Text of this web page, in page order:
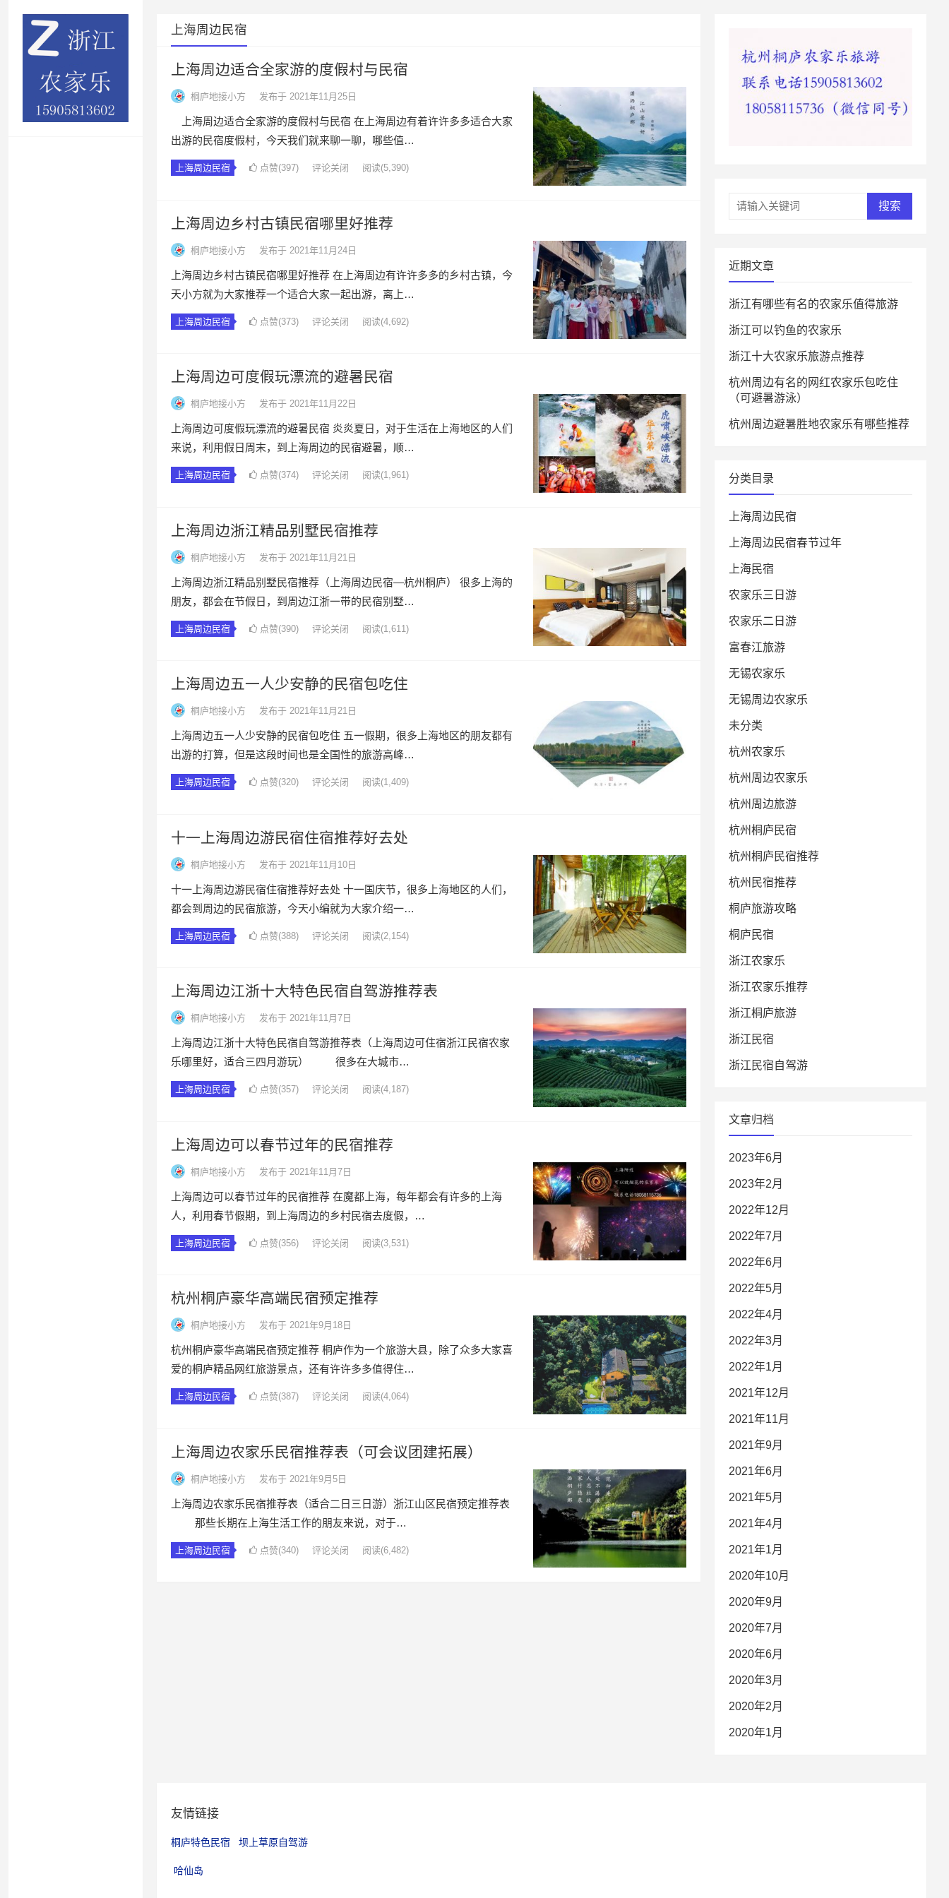
上海周边民宿
上海周边适合全家游的度假村与民宿
桐庐地接小方 发布于 2021年11月25日
上海周边适合全家游的度假村与民宿 在上海周边有着许许多多适合大家
出游的民宿度假村，今天我们就来聊一聊，哪些值…
上海周边民宿 点赞(397) 评论关闭 阅读(5,390)
上海周边乡村古镇民宿哪里好推荐
桐庐地接小方 发布于 2021年11月24日
上海周边乡村古镇民宿哪里好推荐 在上海周边有许许多多的乡村古镇，今
天小方就为大家推荐一个适合大家一起出游，离上…
上海周边民宿 点赞(373) 评论关闭 阅读(4,692)
上海周边可度假玩漂流的避暑民宿
桐庐地接小方 发布于 2021年11月22日
上海周边可度假玩漂流的避暑民宿 炎炎夏日，对于生活在上海地区的人们
来说，利用假日周末，到上海周边的民宿避暑，顺…
上海周边民宿 点赞(374) 评论关闭 阅读(1,961)
上海周边浙江精品别墅民宿推荐
桐庐地接小方 发布于 2021年11月21日
上海周边浙江精品别墅民宿推荐（上海周边民宿—杭州桐庐） 很多上海的
朋友，都会在节假日，到周边江浙一带的民宿别墅…
上海周边民宿 点赞(390) 评论关闭 阅读(1,611)
上海周边五一人少安静的民宿包吃住
桐庐地接小方 发布于 2021年11月21日
上海周边五一人少安静的民宿包吃住 五一假期，很多上海地区的朋友都有
出游的打算，但是这段时间也是全国性的旅游高峰…
上海周边民宿 点赞(320) 评论关闭 阅读(1,409)
十一上海周边游民宿住宿推荐好去处
桐庐地接小方 发布于 2021年11月10日
十一上海周边游民宿住宿推荐好去处 十一国庆节，很多上海地区的人们，
都会到周边的民宿旅游，今天小编就为大家介绍一…
上海周边民宿 点赞(388) 评论关闭 阅读(2,154)
上海周边江浙十大特色民宿自驾游推荐表
桐庐地接小方 发布于 2021年11月7日
上海周边江浙十大特色民宿自驾游推荐表（上海周边可住宿浙江民宿农家
乐哪里好，适合三四月游玩） 很多在大城市…
上海周边民宿 点赞(357) 评论关闭 阅读(4,187)
上海周边可以春节过年的民宿推荐
桐庐地接小方 发布于 2021年11月7日
上海周边可以春节过年的民宿推荐 在魔都上海，每年都会有许多的上海
人，利用春节假期，到上海周边的乡村民宿去度假，…
上海周边民宿 点赞(356) 评论关闭 阅读(3,531)
杭州桐庐豪华高端民宿预定推荐
桐庐地接小方 发布于 2021年9月18日
杭州桐庐豪华高端民宿预定推荐 桐庐作为一个旅游大县，除了众多大家喜
爱的桐庐精品网红旅游景点，还有许许多多值得住…
上海周边民宿 点赞(387) 评论关闭 阅读(4,064)
上海周边农家乐民宿推荐表（可会议团建拓展）
桐庐地接小方 发布于 2021年9月5日
上海周边农家乐民宿推荐表（适合二日三日游）浙江山区民宿预定推荐表
那些长期在上海生活工作的朋友来说，对于…
上海周边民宿 点赞(340) 评论关闭 阅读(6,482)
搜索
近期文章
浙江有哪些有名的农家乐值得旅游
浙江可以钓鱼的农家乐
浙江十大农家乐旅游点推荐
杭州周边有名的网红农家乐包吃住
（可避暑游泳）
杭州周边避暑胜地农家乐有哪些推荐
分类目录
上海周边民宿
上海周边民宿春节过年
上海民宿
农家乐三日游
农家乐二日游
富春江旅游
无锡农家乐
无锡周边农家乐
未分类
杭州农家乐
杭州周边农家乐
杭州周边旅游
杭州桐庐民宿
杭州桐庐民宿推荐
杭州民宿推荐
桐庐旅游攻略
桐庐民宿
浙江农家乐
浙江农家乐推荐
浙江桐庐旅游
浙江民宿
浙江民宿自驾游
文章归档
2023年6月
2023年2月
2022年12月
2022年7月
2022年6月
2022年5月
2022年4月
2022年3月
2022年1月
2021年12月
2021年11月
2021年9月
2021年6月
2021年5月
2021年4月
2021年1月
2020年10月
2020年9月
2020年7月
2020年6月
2020年3月
2020年2月
2020年1月
友情链接
桐庐特色民宿 坝上草原自驾游
哈仙岛